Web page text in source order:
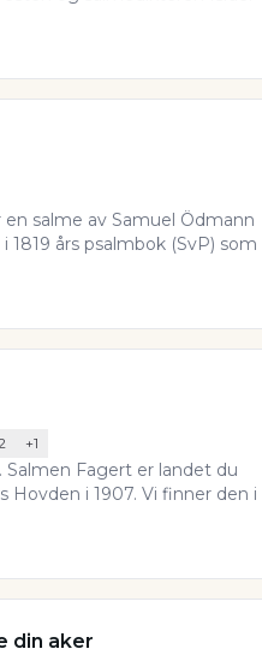
salme av Samuel Ödmann
1819 års psalmbok (SvP) som
+1
Salmen Fagert er landet du
Hovden i 1907. Vi finner den i
din aker